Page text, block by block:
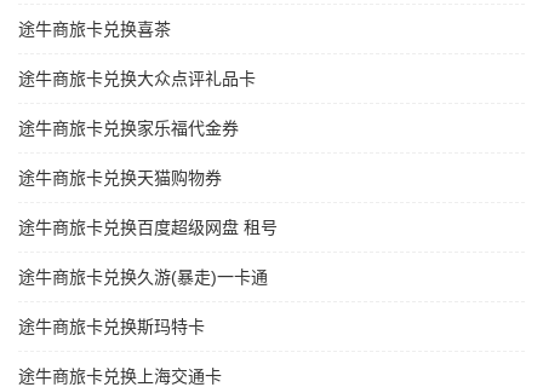
途牛商旅卡兑换喜茶
途牛商旅卡兑换大众点评礼品卡
途牛商旅卡兑换家乐福代金券
途牛商旅卡兑换天猫购物券
途牛商旅卡兑换百度超级网盘 租号
途牛商旅卡兑换久游(暴走)一卡通
途牛商旅卡兑换斯玛特卡
途牛商旅卡兑换上海交通卡